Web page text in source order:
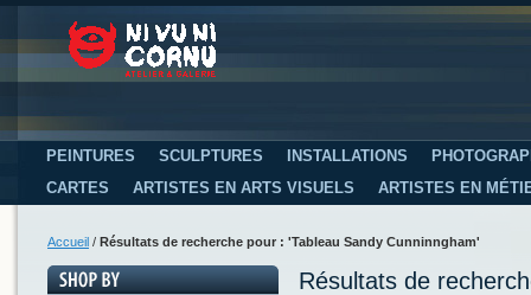
PEINTURES SCULPTURES INSTALLATIONS
CARTES
ARTISTES EN ARTS VISUELS ARTISTES EN
Accueil / Résultats de recherche pour : 'Tableau Sandy Cunninngham'
Résultats de